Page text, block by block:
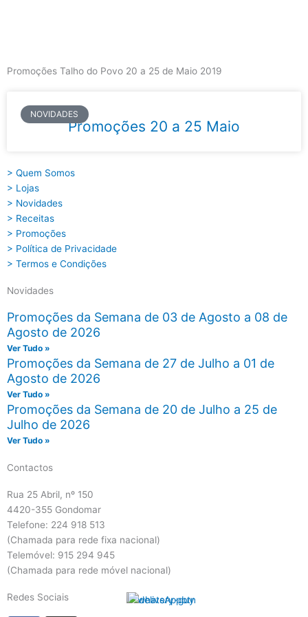
Promoções Talho do Povo 20 a 25 de Maio 2019
NOVIDADES
Promoções 20 a 25 Maio
> Quem Somos
> Lojas
> Novidades
> Receitas
> Promoções
> Política de Privacidade
> Termos e Condições
Novidades
Promoções da Semana de 03 de Agosto a 08 de
Agosto de 2026
Ver Tudo »
Promoções da Semana de 27 de Julho a 01 de
Agosto de 2026
Ver Tudo »
Promoções da Semana de 20 de Julho a 25 de
Julho de 2026
Ver Tudo »
Contactos
Rua 25 Abril, nº 150
4420-355 Gondomar
Telefone: 224 918 513
(Chamada para rede fixa nacional)
Telemóvel: 915 294 945
(Chamada para rede móvel nacional)
Redes Sociais